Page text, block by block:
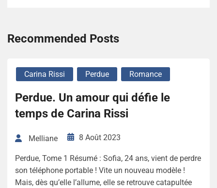
Recommended Posts
Carina Rissi Perdue Romance
Perdue. Un amour qui défie le
temps de Carina Rissi
Melliane 8 Août 2023
Perdue, Tome 1 Résumé : Sofia, 24 ans, vient de perdre
son téléphone portable ! Vite un nouveau modèle !
Mais, dès qu’elle l’allume, elle se retrouve catapultée